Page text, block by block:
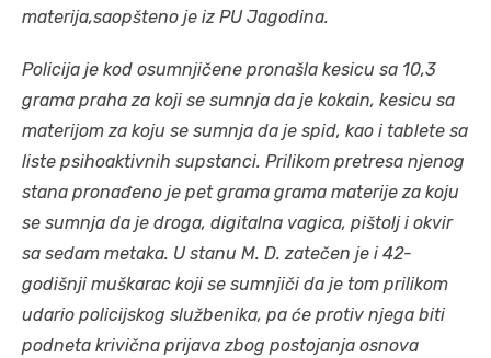
materija,saopšteno je iz PU Jagodina.
Policija je kod osumnjičene pronašla kesicu sa 10,3
grama praha za koji se sumnja da je kokain, kesicu sa
materijom za koju se sumnja da je spid, kao i tablete sa
liste psihoaktivnih supstanci. Prilikom pretresa njenog
stana pronađeno je pet grama grama materije za koju
se sumnja da je droga, digitalna vagica, pištolj i okvir
sa sedam metaka. U stanu M. D. zatečen je i 42-
godišnji muškarac koji se sumnjiči da je tom prilikom
udario policijskog službenika, pa će protiv njega biti
podneta krivična prijava zbog postojanja osnova